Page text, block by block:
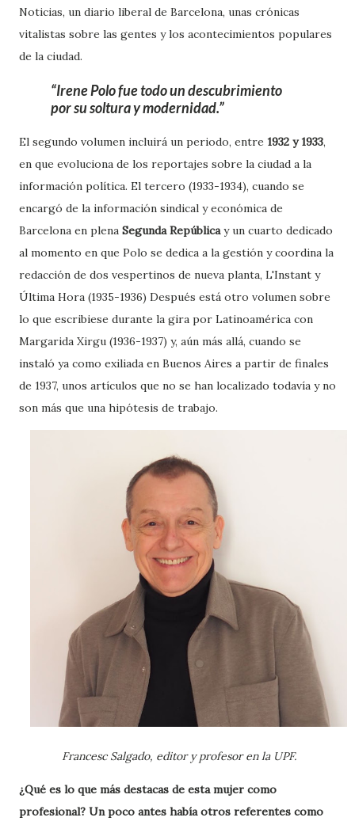
Noticias, un diario liberal de Barcelona, unas crónicas
vitalistas sobre las gentes y los acontecimientos populares
de la ciudad.
Irene Polo fue todo un descubrimiento
por su soltura y modernidad.
El segundo volumen incluirá un periodo, entre 1932 y 1933,
en que evoluciona de los reportajes sobre la ciudad a la
información política. El tercero (1933-1934), cuando se
encargó de la información sindical y económica de
Barcelona en plena Segunda Repúblicay un cuarto dedicado
al momento en que Polo se dedica a la gestión y coordina la
redacción de dos vespertinos de nueva planta, L'Instant y
Última Hora (1935-1936) Después está otro volumen sobre
lo que escribiese durante la gira por Latinoamérica con
Margarida Xirgu (1936-1937) y, aún más allá, cuando se
instaló ya como exiliada en Buenos Aires a partir de finales
de 1937, unos artículos que no se han localizado todavía y no
son más que una hipótesis de trabajo.
Francesc Salgado, editor y profesor en la UPF.
¿Qué es lo que más destacas de esta mujer como
profesional? Un poco antes había otros referentes como